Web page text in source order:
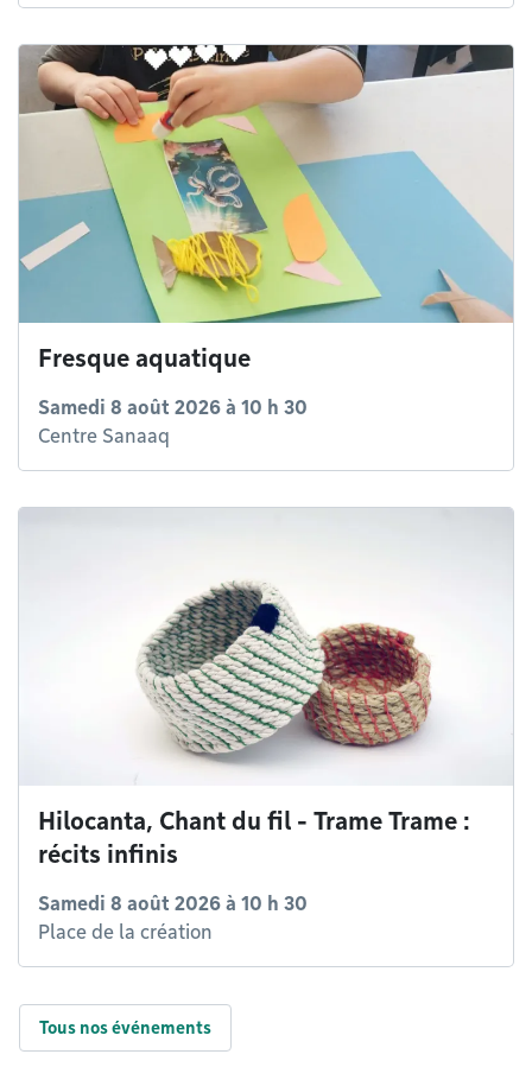
Fresque aquatique
Samedi 8 août 2026 à 10 h 30
Centre Sanaaq
Hilocanta, Chant du fil - Trame Trame :
récits infinis
Samedi 8 août 2026 à 10 h 30
Place de la création
Tous nos événements